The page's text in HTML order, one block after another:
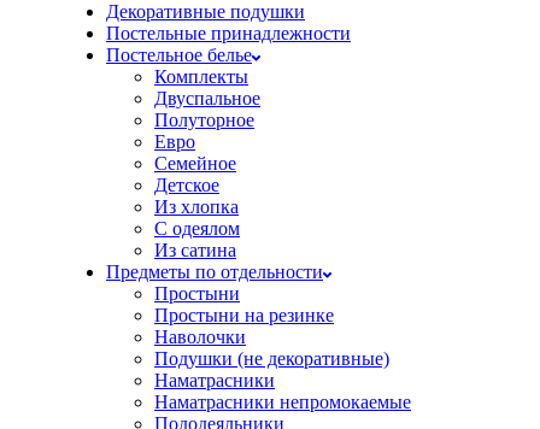
Декоративные подушки
Постельные принадлежности
Постельное белье
Комплекты
Двуспальное
Полуторное
Евро
Семейное
Детское
Из хлопка
С одеялом
Из сатина
Предметы по отдельности
Простыни
Простыни на резинке
Наволочки
Подушки (не декоративные)
Наматрасники
Наматрасники непромокаемые
Пододеяльники